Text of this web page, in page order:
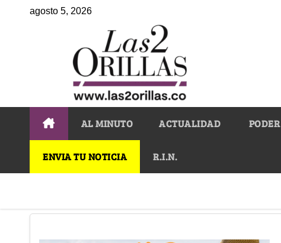
agosto 5, 2026
AL MINUTO ACTUALIDAD PODER
ENVIA TU NOTICIA R.I.N.